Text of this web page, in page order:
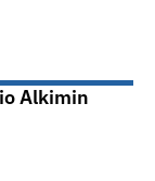
Alkimin